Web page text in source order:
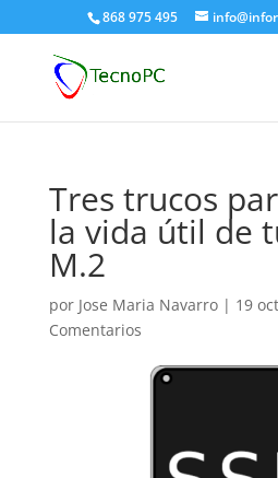
868 975 495
Tres trucos
la vida útil de
M.2
por Jose Maria Navarro| 19
Comentarios